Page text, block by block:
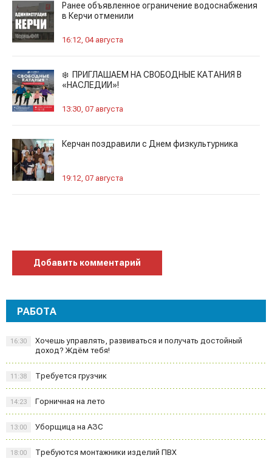
Ранее объявленное ограничение водоснабжения
в Керчи отменили
16:12, 04 августа
❄️ ПРИГЛАШАЕМ НА СВОБОДНЫЕ КАТАНИЯ В
«НАСЛЕДИИ»!
13:30, 07 августа
Керчан поздравили с Днем физкультурника
19:12, 07 августа
Добавить комментарий
РАБОТА
Хочешь управлять, развиваться и получать достойный
доход? Ждём тебя!
16:30
Требуется грузчик
11:38
Горничная на лето
14:23
Уборщица на АЗС
13:00
Требуются монтажники изделий ПВХ
18:00